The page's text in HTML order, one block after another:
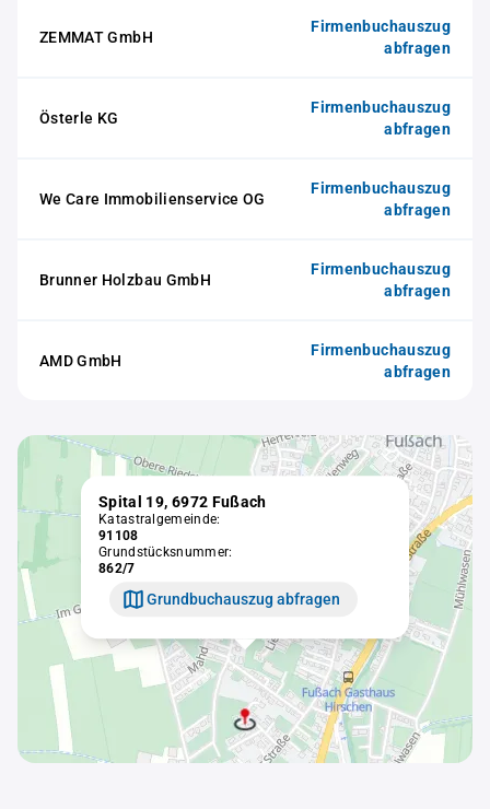
ZEMMAT GmbH
Firmenbuchauszug
abfragen
Österle KG
Firmenbuchauszug
abfragen
We Care Immobilienservice OG
Firmenbuchauszug
abfragen
Brunner Holzbau GmbH
Firmenbuchauszug
abfragen
AMD GmbH
Firmenbuchauszug
abfragen
Spital 19, 6972 Fußach
Katastralgemeinde:
91108
Grundstücksnummer:
862/7
Grundbuchauszug abfragen